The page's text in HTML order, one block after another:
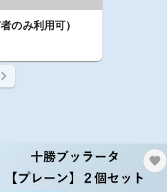
のみ利用可）